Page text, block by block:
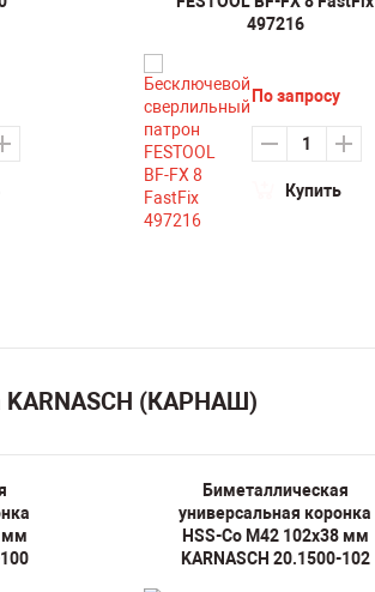
497216
По запросу
Купить
KARNASCH (КАРНАШ)
мм
Биметаллическая
универсальная коронка
HSS-Co M42 102х38 мм
KARNASCH 20.1500-102